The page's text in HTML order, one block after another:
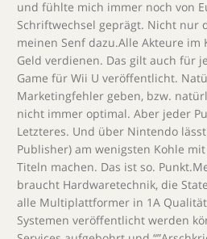
und fühlte mich immer noch von
Schriftwechsel geprägt. Nicht nur
meinen Senf dazu.Alle Akteure im
Geld verdienen. Das gilt auch für
Game für Wii U veröffentlicht.
Marketingfehler geben, bzw.
nicht immer optimal. Aber jeder
Letzteres. Und über Nintendo
Publisher) am wenigsten Kohle mit
Titeln machen. Das ist so.
braucht Hardwaretechnik, die
alle Multiplattformer in 1A
Systemen veröffentlicht werden